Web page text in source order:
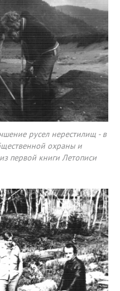
русел нерестилищ - в
охраны и
первой книги Летописи